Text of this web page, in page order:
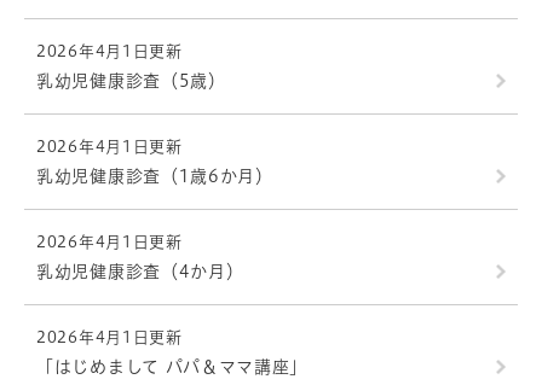
2026年4月1日更新
乳幼児健康診査（5歳）
2026年4月1日更新
乳幼児健康診査（1歳6か月）
2026年4月1日更新
乳幼児健康診査（4か月）
2026年4月1日更新
「はじめまして パパ＆ママ講座」